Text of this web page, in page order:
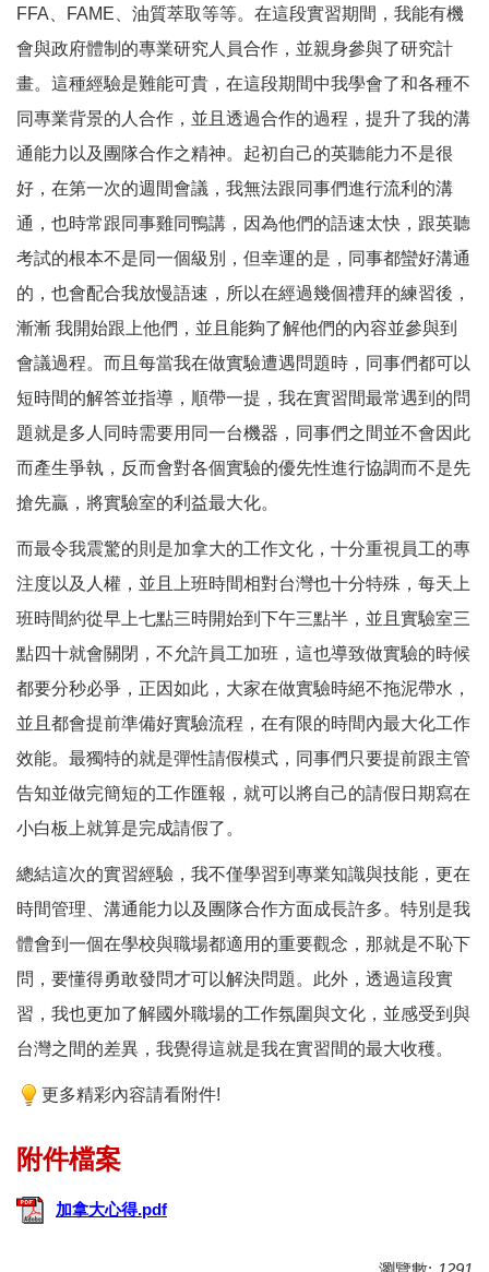
FFA、FAME、油質萃取等等。在這段實習期間，我能有機
會與政府體制的專業研究人員合作，並親身參與了研究計
畫。這種經驗是難能可貴，在這段期間中我學會了和各種不
同專業背景的人合作，並且透過合作的過程，提升了我的溝
通能力以及團隊合作之精神。起初自己的英聽能力不是很
好，在第一次的週間會議，我無法跟同事們進行流利的溝
通，也時常跟同事雞同鴨講，因為他們的語速太快，跟英聽
考試的根本不是同一個級別，但幸運的是，同事都蠻好溝通
的，也會配合我放慢語速，所以在經過幾個禮拜的練習後，
漸漸 我開始跟上他們，並且能夠了解他們的內容並參與到
會議過程。而且每當我在做實驗遭遇問題時，同事們都可以
短時間的解答並指導，順帶一提，我在實習間最常遇到的問
題就是多人同時需要用同一台機器，同事們之間並不會因此
而產生爭執，反而會對各個實驗的優先性進行協調而不是先
搶先贏，將實驗室的利益最大化。
而最令我震驚的則是加拿大的工作文化，十分重視員工的專
注度以及人權，並且上班時間相對台灣也十分特殊，每天上
班時間約從早上七點三時開始到下午三點半，並且實驗室三
點四十就會關閉，不允許員工加班，這也導致做實驗的時候
都要分秒必爭，正因如此，大家在做實驗時絕不拖泥帶水，
並且都會提前準備好實驗流程，在有限的時間內最大化工作
效能。最獨特的就是彈性請假模式，同事們只要提前跟主管
告知並做完簡短的工作匯報，就可以將自己的請假日期寫在
小白板上就算是完成請假了。
總結這次的實習經驗，我不僅學習到專業知識與技能，更在
時間管理、溝通能力以及團隊合作方面成長許多。特別是我
體會到一個在學校與職場都適用的重要觀念，那就是不恥下
問，要懂得勇敢發問才可以解決問題。此外，透過這段實
習，我也更加了解國外職場的工作氛圍與文化，並感受到與
台灣之間的差異，我覺得這就是我在實習間的最大收穫。
更多精彩內容請看附件!
加拿大心得.pdf